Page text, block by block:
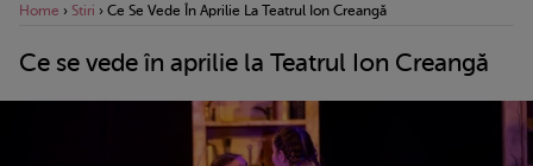
Home › Stiri › Ce Se Vede În Aprilie La Teatrul Ion Creangă
Ce se vede în aprilie la Teatrul Ion Creangă